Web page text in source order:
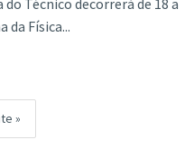
do Técnico decorrerá de 18 a
da Física...